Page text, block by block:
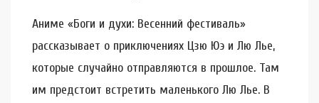
Аниме «Боги и духи: Весенний фестиваль»
рассказывает о приключениях Цзю Юэ и Лю Лье,
которые случайно отправляются в прошлое. Там
им предстоит встретить маленького Лю Лье. В